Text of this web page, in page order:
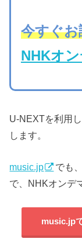
今すぐお
NHKオ
U-NEXTを利用
します。
music.jp
でも
で、NHKオンデ
music.jp